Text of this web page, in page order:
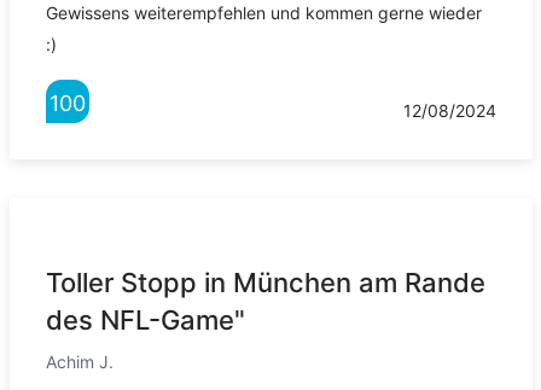
Gewissens weiterempfehlen und kommen gerne wieder
:)
100 12/08/2024
Toller Stopp in München am Rande
des NFL-Game"
Achim J.